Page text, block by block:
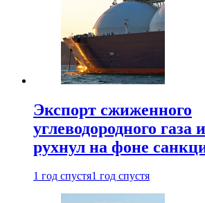
Экспорт сжиженного
углеводородного газа
рухнул на фоне
1 год спустя1 год спустя